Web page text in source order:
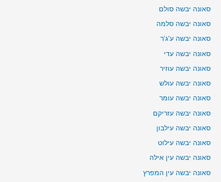
סאונה יבשה סולם
סאונה יבשה סלמה
סאונה יבשה ע'ג'ר
סאונה יבשה עדי
סאונה יבשה עוזיר
סאונה יבשה עולש
סאונה יבשה עומר
סאונה יבשה עזריקם
סאונה יבשה עילבון
סאונה יבשה עילוט
סאונה יבשה עין אילה
סאונה יבשה עין המפרץ